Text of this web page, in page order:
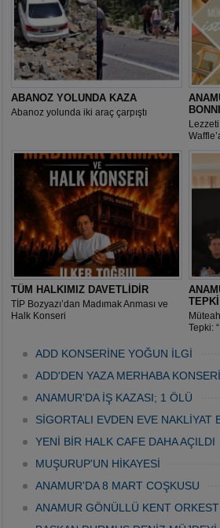
ABANOZ YOLUNDA KAZA
Abanoz yolunda iki araç çarpıştı
TÜM HALKIMIZ DAVETLİDİR
TİP Bozyazı’dan Madımak Anması ve
Halk Konseri
Tepki:
ADD KONSERİNE YOĞUN İLGİ
ADD'DEN YAZA MERHABA KONSERİ
ANAMUR'DA İŞ KAZASI; 1 ÖLÜ
SİGORTALI EVDEN EVE NAKLİYAT
YENİ BİR HALK CAFE DAHA AÇILDI
MUŞURUP'UN HİKAYESİ
ANAMUR'DA 8 MART COŞKUSU
ANAMUR GÖNÜLLÜ KENT